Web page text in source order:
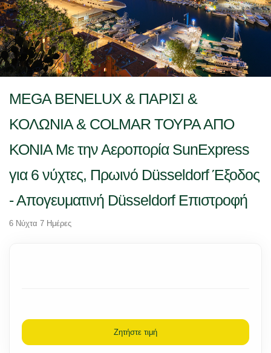
MEGA BENELUX & ΠΑΡΙΣΙ &
ΚΟΛΩΝΙΑ & COLMAR ΤΟΥΡΑ ΑΠΟ
ΚΟΝΙΑ Με την Αεροπορία SunExpress
για 6 νύχτες, Πρωινό Düsseldorf Έξοδος
- Απογευματινή Düsseldorf Επιστροφή
6 Νύχτα 7 Ημέρες
Ζητήστε τιμή